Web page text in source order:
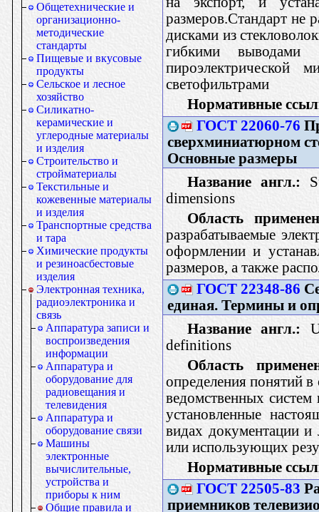
Общетехнические и
организационно-
методические
стандарты
Пищевые и вкусовые
продукты
Сельское и лесное
хозяйство
Силикатно-
керамические и
углеродные материалы
и изделия
Строительство и
стройматериалы
Текстильные и
кожевенные материалы
и изделия
Транспортные средства
и тара
Химические продукты
и резиноасбестовые
изделия
Электронная техника,
радиоэлектроника и
связь
Аппаратура записи и
воспроизведения
информации
Аппаратура и
оборудование для
радиовещания и
телевидения
Аппаратура и
оборудование связи
Машины
электронные
вычислительные,
устройства и
приборы к ним
Общие правила и
размеров.Стандарт не
дисками из
гибкими
светофильтрами
Нормативные
ГОСТ 22060-76
сверхминиатюрном
Основные размеры
Название англ.:
dimensions
Область
разрабатываемые
оформлении и
размеров, а также
ГОСТ 22348-86
единая. Термины и
Название англ.:
definitions
Область
определения понятий
ведомственных
установленные
видах документации и
или использующих
Нормативные
ГОСТ 22505-83
приемников